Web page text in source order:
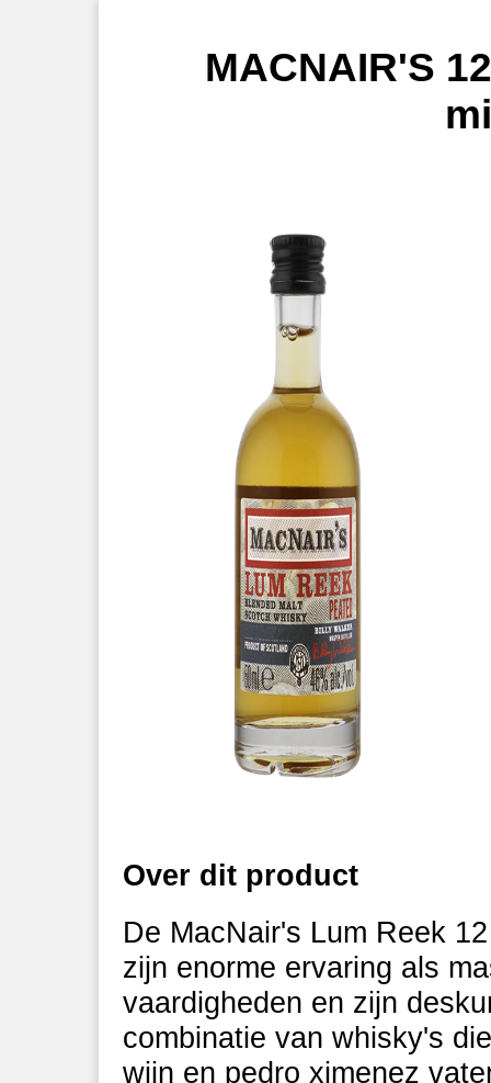
MACNAIR'S
Over dit product
De MacNair's Lum Reek
zijn enorme ervaring als
vaardigheden en zijn
combinatie van whisky's
wijn en pedro ximenez